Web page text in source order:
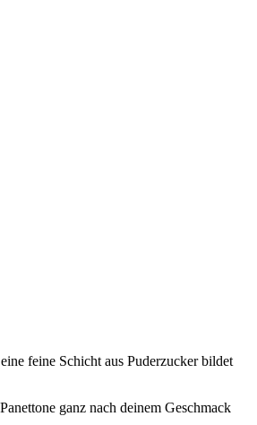
feine Schicht aus Puderzucker bildet
ganz nach deinem Geschmack